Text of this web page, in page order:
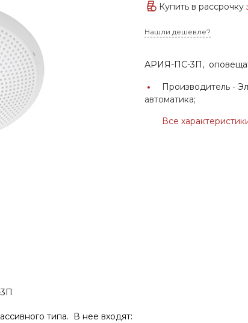
Купить в рассрочку
Нашли дешевле?
АРИЯ-ПС-3П,
Производитель -
автоматика;
Все
типа. В нее входят: